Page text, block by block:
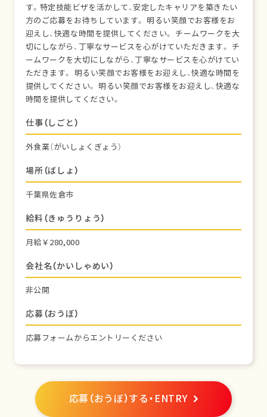
す。特定技能ビザを活かして、安定したキャリアを築きたい
方のご応募をお待ちしています。 明るい笑顔でお客様をお
迎えし、快適な時間を提供してください。 チームワークを大
切にしながら、丁寧なサービスを心がけていただきます。 チ
ームワークを大切にしながら、丁寧なサービスを心がけてい
ただきます。 明るい笑顔でお客様をお迎えし、快適な時間を
提供してください。 明るい笑顔でお客様をお迎えし、快適な
時間を提供してください。
仕事（しごと）
外食業（がいしょくぎょう）
場所（ばしょ）
千葉県佐倉市
給料（きゅうりょう）
月給￥280,000
会社名（かいしゃめい）
非公開
応募（おうぼ）
応募フォームからエントリーください
応募（おうぼ）する・ENTRY